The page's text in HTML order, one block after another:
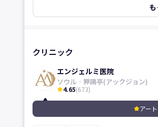
のメニューにして本当に良かったと思
いました。これからの毎日が楽しみで
す！！
クリニック
エンジェルミ医院
ソウル · 狎鷗亭(アックジョン)
kid_star4.65(673)
kid_starアー